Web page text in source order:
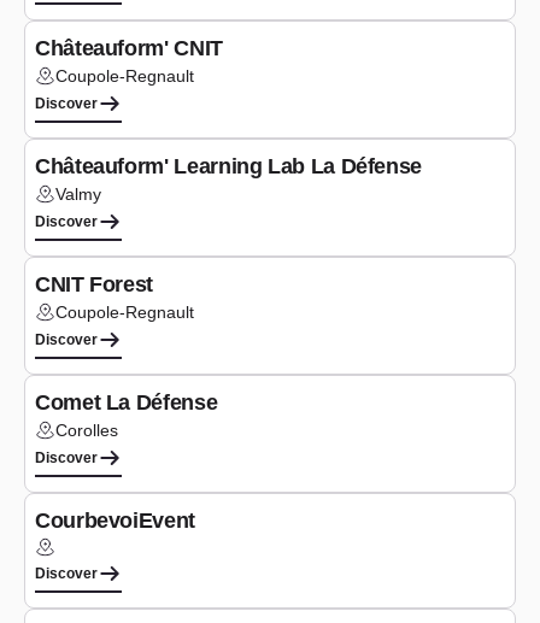
Châteauform' CNIT
Lieu :Coupole-Regnault
Discover
Châteauform' Learning Lab La Défense
Lieu :Valmy
Discover
CNIT Forest
Lieu :Coupole-Regnault
Discover
Comet La Défense
Lieu :Corolles
Discover
CourbevoiEvent
Lieu :
Discover